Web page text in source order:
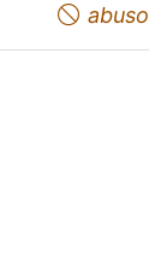
abuso